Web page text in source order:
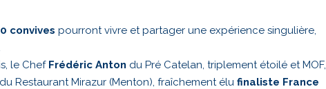
convives pourront vivre et partager une expérience singulière,
le Chef Frédéric Anton du Pré Catelan, triplement étoilé et MOF,
du Restaurant Mirazur (Menton), fraîchement élu finaliste France